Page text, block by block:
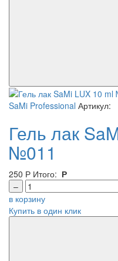
SaMi Professional Артикул:
Гель лак
№011
250 Р Итого: Р
–
в корзину
Купить в один клик